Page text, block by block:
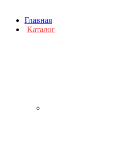
Главная
Каталог